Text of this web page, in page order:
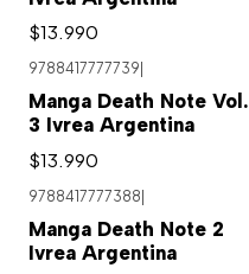
$13.990
9788417777739
Manga Death Note Vol.
3 Ivrea Argentina
$13.990
9788417777388|
Manga Death Note 2
Ivrea Argentina